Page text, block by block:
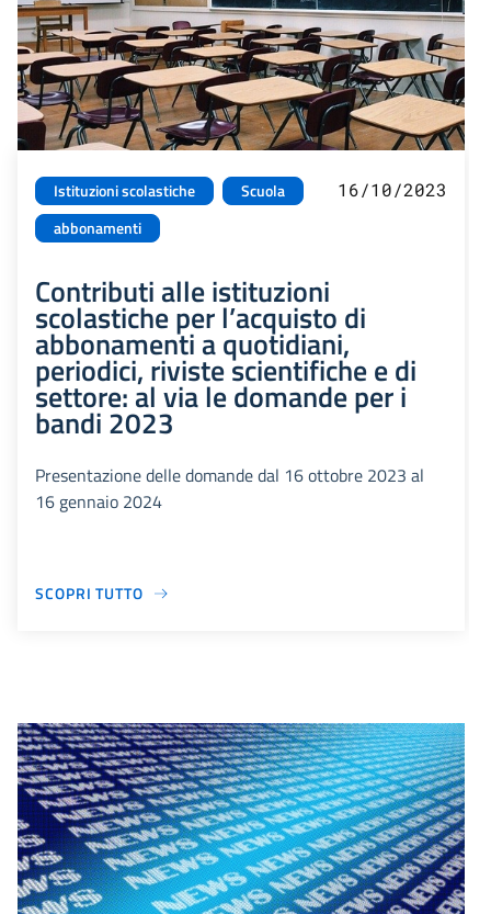
Istituzioni scolastiche
Scuola
abbonamenti
16/10/2023
Contributi alle istituzioni
scolastiche per l’acquisto di
abbonamenti a quotidiani,
periodici, riviste scientifiche e di
settore: al via le domande per i
bandi 2023
Presentazione delle domande dal 16 ottobre 2023 al
16 gennaio 2024
SCOPRI TUTTO